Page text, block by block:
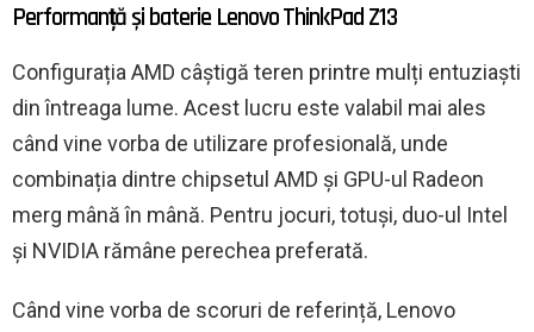
Performanță și baterie Lenovo ThinkPad Z13
Configurația AMD câștigă teren printre mulți entuziaști
din întreaga lume. Acest lucru este valabil mai ales
când vine vorba de utilizare profesională, unde
combinația dintre chipsetul AMD și GPU-ul Radeon
merg mână în mână. Pentru jocuri, totuși, duo-ul Intel
și NVIDIA rămâne perechea preferată.
Când vine vorba de scoruri de referință, Lenovo